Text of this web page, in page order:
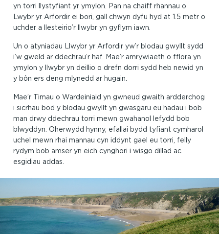
yn torri llystyfiant yr ymylon. Pan na chaiff rhannau o
Lwybr yr Arfordir ei bori, gall chwyn dyfu hyd at 1.5 metr o
uchder a llesteirio’r llwybr yn gyflym iawn.
Un o atyniadau Llwybr yr Arfordir yw’r blodau gwyllt sydd
i’w gweld ar ddechrau’r haf. Mae’r amrywiaeth o fflora yn
ymylon y llwybr yn deillio o drefn dorri sydd heb newid yn
y bôn ers deng mlynedd ar hugain.
Mae’r Timau o Wardeiniaid yn gwneud gwaith ardderchog
i sicrhau bod y blodau gwyllt yn gwasgaru eu hadau i bob
man drwy ddechrau torri mewn gwahanol lefydd bob
blwyddyn. Oherwydd hynny, efallai bydd tyfiant cymharol
uchel mewn rhai mannau cyn iddynt gael eu torri, felly
rydym bob amser yn eich cynghori i wisgo dillad ac
esgidiau addas.